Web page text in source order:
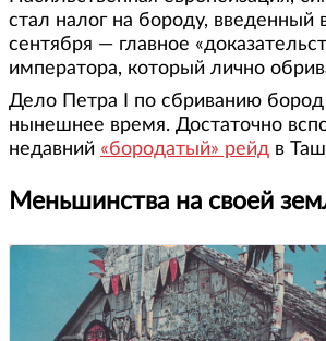
стал налог на бороду, введенный
сентября — главное
императора, который лично
Дело Петра I по сбриванию
нынешнее время. Достаточно
недавний «бородатый» рейд в
Меньшинства на своей